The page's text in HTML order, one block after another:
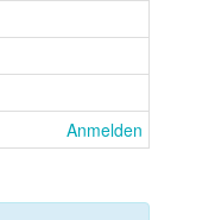
Anmelden